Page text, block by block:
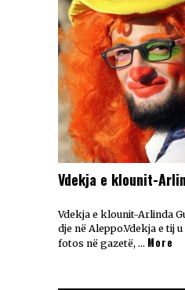
Vdekja e klounit-
Vdekja e klounit-Arlinda
dje në Aleppo.Vdekja e tij
fotos në gazetë, … More